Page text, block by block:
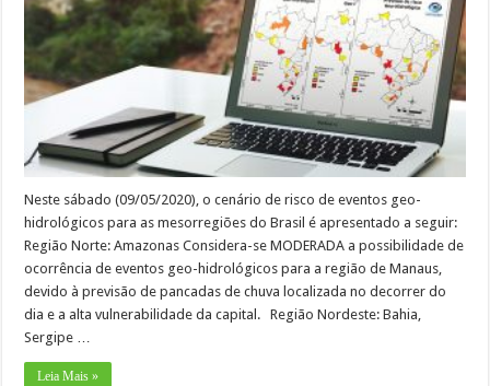
Neste sábado (09/05/2020), o cenário de risco de eventos geo-
hidrológicos para as mesorregiões do Brasil é apresentado a seguir:
Região Norte: Amazonas Considera-se MODERADA a possibilidade de
ocorrência de eventos geo-hidrológicos para a região de Manaus,
devido à previsão de pancadas de chuva localizada no decorrer do
dia e a alta vulnerabilidade da capital. Região Nordeste: Bahia,
Sergipe …
Leia Mais »